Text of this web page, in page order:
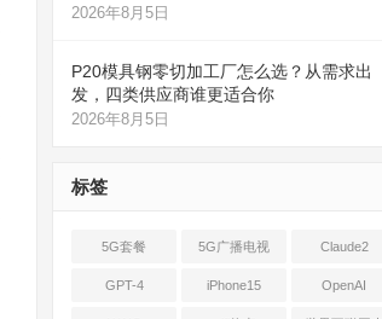
2026年8月5日
P20模具钢零切加工厂怎么选？从需求出
发，四类供应商谁更适合你
2026年8月5日
标签
5G套餐 5G广播电视 Claude2
GPT-4 iPhone15 OpenAI